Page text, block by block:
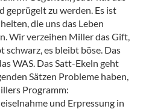
geprügelt zu werden. Es ist
die uns das Leben
Wir verzeihen Miller das Gift,
schwarz, es bleibt böse. Das
WAS. Das Satt-Ekeln geht
Sätzen Probleme haben,
Programm:
und Erpressung in